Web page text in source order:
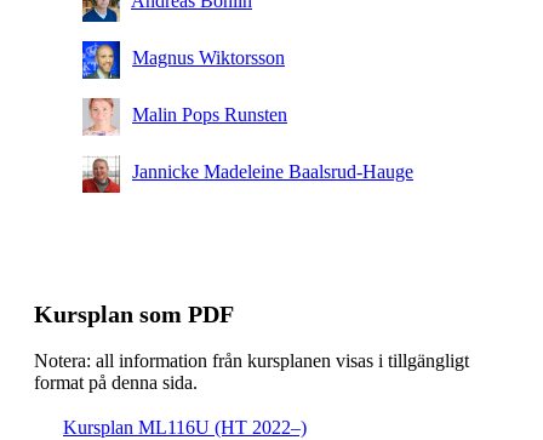
Magnus Wiktorsson
Malin Pops Runsten
Jannicke Madeleine Baalsrud-Hauge
Kursplan som PDF
Notera: all information från kursplanen visas i tillgängligt
format på denna sida.
Kursplan ML116U (HT 2022–)